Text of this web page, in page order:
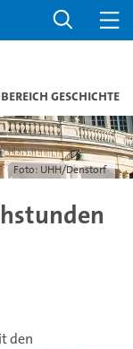
Geschichte
Foto: UHH/Denstorf
den